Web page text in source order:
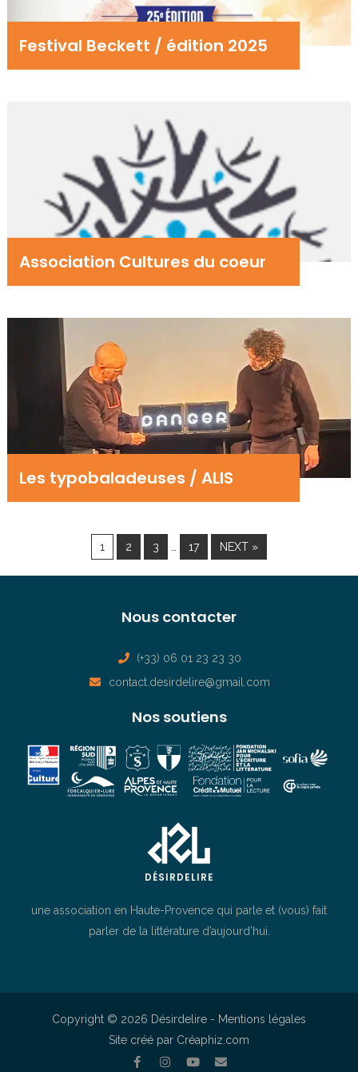
Festival Beckett / édition 2025
Association Cultures du coeur
Les typobaladeuses / ALIS
1 2 3 17 NEXT »
DÉSIRDELIRE
une association en Haute-Provence qui parle et (vous) fait
parler de la littérature d’aujourd’hui.
Nos soutiens
Nous contacter
(+33) 06 01 23 23 30
contact.desirdelire@gmail.com
Copyright © 2026 Désirdelire - Mentions légales
Site créé par Créaphiz.com